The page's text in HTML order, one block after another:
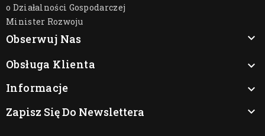
o Działalności Gospodarczej
Minister Rozwoju
Obserwuj Nas

Obsługa Klienta

Informacje

Zapisz Się Do Newslettera
